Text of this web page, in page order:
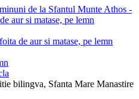
de la Sfantul Munte Athos -
aur si matase, pe lemn
de aur si matase, pe lemn